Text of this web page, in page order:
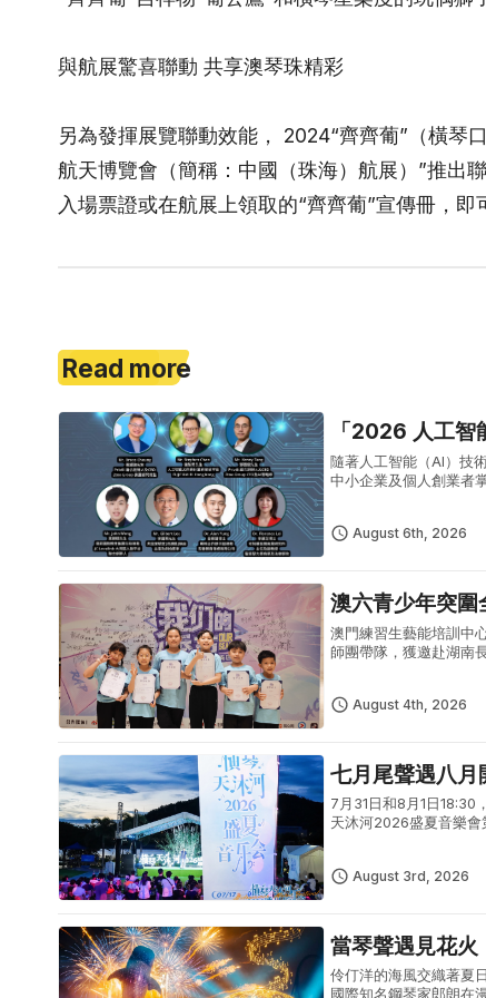
與航展驚喜聯動 共享澳琴珠精彩
另為發揮展覽聯動效能， 2024“齊齊葡”（橫琴
航天博覽會（簡稱：中國（珠海）航展）”推出
入場票證或在航展上領取的“齊齊葡”宣傳冊，即
Read more
「2026 人工
隨著人工智能（AI）技
中小企業及個人創業者
August 6th, 2026
澳六青少年突圍
澳門練習生藝能培訓中
師團帶隊，獲邀赴湖南
August 4th, 2026
七月尾聲遇八月
7月31日和8月1日18:30
天沐河2026盛夏音樂會
August 3rd, 2026
當琴聲遇見花
伶仃洋的海風交織著夏
國際知名鋼琴家郎朗在